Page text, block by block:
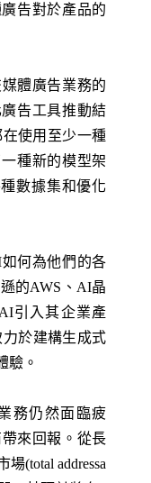
告對於產品的
體廣告業務的
告工具推動結
使用至少一種
種新的模型架
數據集和優化
何為他們的各
的AWS、AI晶
引入其企業產
於建構生成式
驗。
務仍然面臨疲
來回報。從長
(total addressa